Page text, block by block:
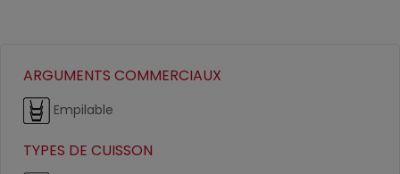
ARGUMENTS COMMERCIAUX
Empilable
TYPES DE CUISSON